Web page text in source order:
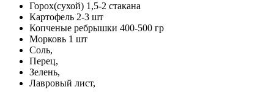
Горох(сухой) 1,5-2 стакана
Картофель 2-3 шт
Копченые ребрышки 400-500 гр
Морковь 1 шт
Соль,
Перец,
Зелень,
Лавровый лист,